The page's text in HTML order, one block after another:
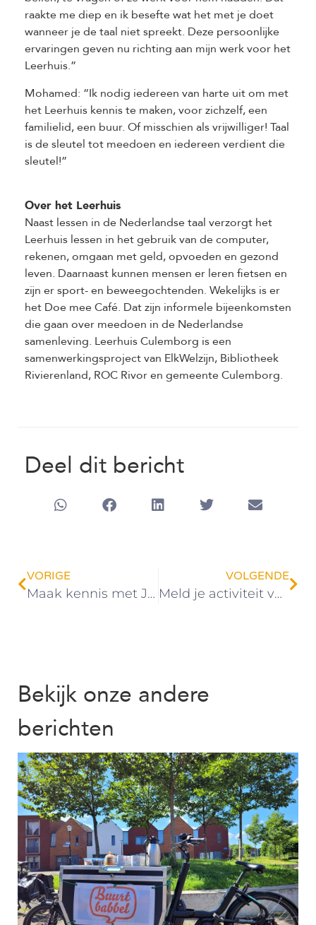
raakte me diep en ik besefte wat het met je doet
wanneer je de taal niet spreekt. Deze persoonlijke
ervaringen geven nu richting aan mijn werk voor het
Leerhuis.”
Mohamed: “Ik nodig iedereen van harte uit om met
het Leerhuis kennis te maken, voor zichzelf, een
familielid, een buur. Of misschien als vrijwilliger! Taal
is de sleutel tot meedoen en iedereen verdient die
sleutel!”
Over het Leerhuis
Naast lessen in de Nederlandse taal verzorgt het
Leerhuis lessen in het gebruik van de computer,
rekenen, omgaan met geld, opvoeden en gezond
leven. Daarnaast kunnen mensen er leren fietsen en
zijn er sport- en beweegochtenden. Wekelijks is er
het Doe mee Café. Dat zijn informele bijeenkomsten
die gaan over meedoen in de Nederlandse
samenleving. Leerhuis Culemborg is een
samenwerkingsproject van ElkWelzijn, Bibliotheek
Rivierenland, ROC Rivor en gemeente Culemborg.
Deel dit bericht
VORIGE
Maak kennis met Jolanda, nieuwe wijkcoach ouderen
VOLGENDE
Meld je activiteit voor de Warme Zomerweken aan vóór 1 juni
Bekijk onze andere
berichten